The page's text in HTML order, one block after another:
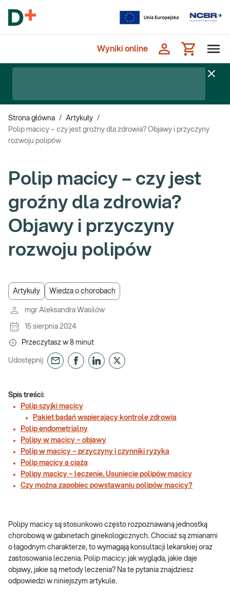
Wyniki online
Strona główna / Artykuły /
Polip macicy – czy jest groźny dla zdrowia? Objawy i przyczyny
rozwoju polipów
Polip macicy – czy jest
groźny dla zdrowia?
Objawy i przyczyny
rozwoju polipów
Artykuły Wiedza o chorobach
mgr Aleksandra Wasilów
15 sierpnia 2024
Przeczytasz w 8 minut
Udostępnij
Spis treści:
Polip szyjki macicy
Pakiet badań wspierający kontrolę zdrowia
Polip endometrialny
Polipy w macicy – objawy
Polip w macicy – przyczyny i czynniki ryzyka
Polip macicy a ciąża
Polipy macicy – leczenie. Usunięcie polipów macicy
Czy można zapobiec powstawaniu polipów macicy?
Polipy macicy są stosunkowo często rozpoznawaną jednostką
chorobową w gabinetach ginekologicznych. Chociaż są zmianami
o łagodnym charakterze, to wymagają konsultacji lekarskiej oraz
zastosowania leczenia. Polip macicy: jak wygląda, jakie daje
objawy, jakie są metody leczenia? Na te pytania znajdziesz
odpowiedzi w niniejszym artykule.